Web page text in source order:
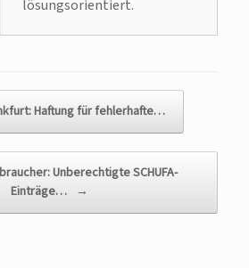
lösungsorientiert.
Haftung für fehlerhafte…
Unberechtigte SCHUFA-
Einträge…
→